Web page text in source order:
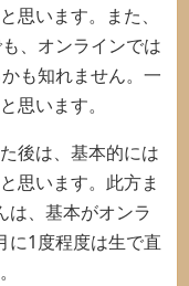
思います。また、
、オンラインでは
も知れません。一
思います。
後は、基本的には
思います。此方ま
は、基本がオンラ
に1度程度は生で直